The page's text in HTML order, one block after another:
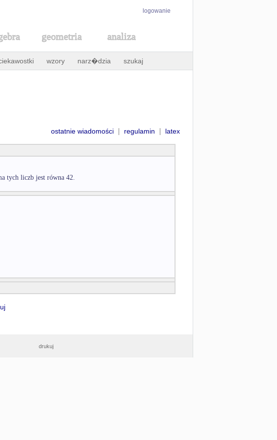
logowanie
geometria analiza
wzory narz�dzia szukaj
ostatnie wiadomości | regulamin | latex
tych liczb jest równa 42.
drukuj